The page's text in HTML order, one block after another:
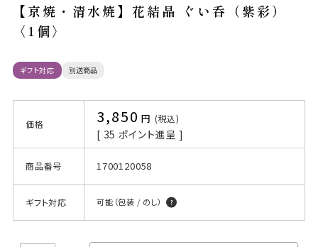
【京焼・清水焼】花結晶 ぐい呑（紫彩）
〈1個〉
ギフト対応 別送商品
価格 3,850 税込
[ 35 ポイント進呈 ]
商品番号 1700120058
ギフト対応 可能（包装 / のし）